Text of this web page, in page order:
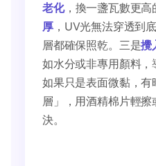
老化，換一盞瓦數更高
厚，UV光無法穿透到
層都確保照乾。三是攪
如水分或非專用顏料，
如果只是表面微黏，
層」，用酒精棉片輕
決。